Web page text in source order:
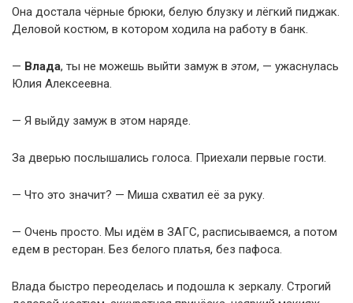
Она достала чёрные брюки, белую блузку и лёгкий пиджак.
Деловой костюм, в котором ходила на работу в банк.
— Влада, ты не можешь выйти замуж в этом, — ужаснулась
Юлия Алексеевна.
— Я выйду замуж в этом наряде.
За дверью послышались голоса. Приехали первые гости.
— Что это значит? — Миша схватил её за руку.
— Очень просто. Мы идём в ЗАГС, расписываемся, а потом
едем в ресторан. Без белого платья, без пафоса.
Влада быстро переоделась и подошла к зеркалу. Строгий